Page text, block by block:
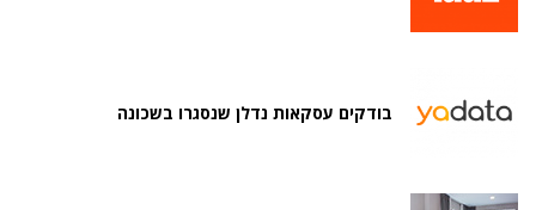
בודקים עסקאות נדלן שנסגרו בשכונה